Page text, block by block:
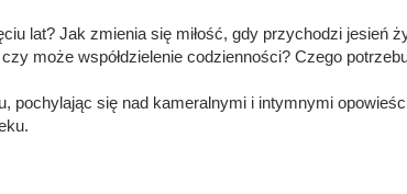
lat? Jak zmienia się miłość, gdy przychodzi jesień
może współdzielenie codzienności? Czego
pochylając się nad kameralnymi i intymnymi